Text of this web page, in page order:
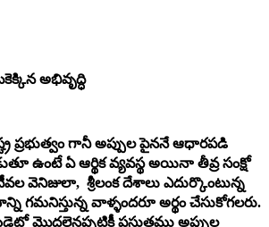
అభివృద్ధి
ప్రభుత్వం గానీ అప్పుల పైననే ఆధారపడి
ఉంటే ఏ ఆర్థిక వ్యవస్థ అయినా తీవ్ర సంక్షో
వెనిజులా, శ్రీలంక దేశాలు ఎదుర్కొంటున్న
గమనిస్తున్న వాళ్ళందరూ అర్థం చేసుకోగలరు.
మొదలైనప్పటికీ ప్రస్తుతము అప్పుల